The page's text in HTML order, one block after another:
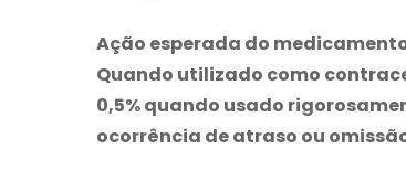
Ação esperada do
Quando utilizado como
0,5% quando usado
ocorrência de atraso ou